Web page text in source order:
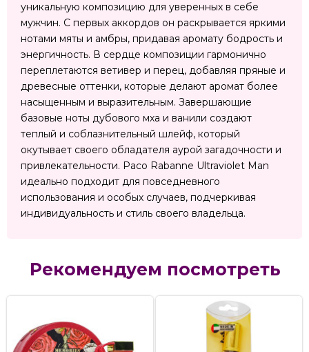
уникальную композицию для уверенных в себе
мужчин. С первых аккордов он раскрывается яркими
нотами мяты и амбры, придавая аромату бодрость и
энергичность. В сердце композиции гармонично
переплетаются ветивер и перец, добавляя пряные и
древесные оттенки, которые делают аромат более
насыщенным и выразительным. Завершающие
базовые ноты дубового мха и ванили создают
теплый и соблазнительный шлейф, который
окутывает своего обладателя аурой загадочности и
привлекательности. Paco Rabanne Ultraviolet Man
идеально подходит для повседневного
использования и особых случаев, подчеркивая
индивидуальность и стиль своего владельца.
Рекомендуем посмотреть